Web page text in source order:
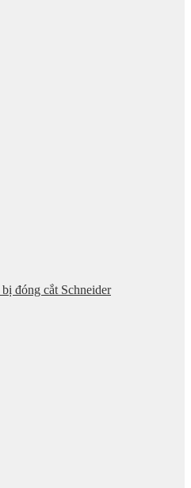
đóng cắt Schneider